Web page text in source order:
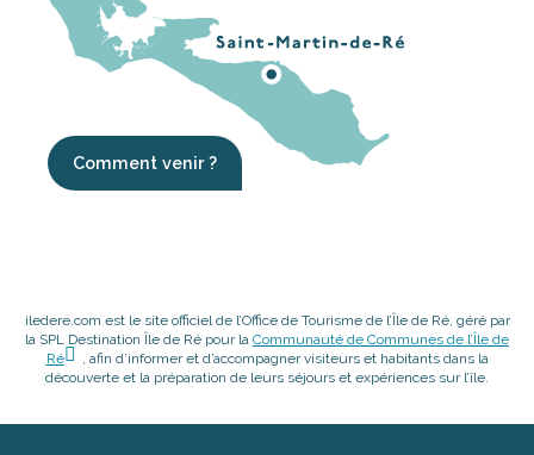
Comment venir ?
iledere.com est le site officiel de l’Office de Tourisme de l’Île de Ré, géré par
la SPL Destination Île de Ré pour la Communauté de Communes de l’Île de
Ré
, afin d’informer et d’accompagner visiteurs et habitants dans la
découverte et la préparation de leurs séjours et expériences sur l’île.